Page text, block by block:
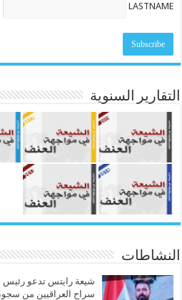
LASTNAME
التقارير السنوية
النشاطات
شيعة رايتس تدعو رئيس
سراح العراقيين من